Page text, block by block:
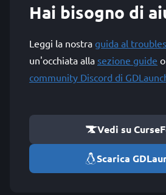
Hai bisogno di
Leggi la nostra guida al
un'occhiata alla sezione guide
community Discord di
Vedi su
Scarica